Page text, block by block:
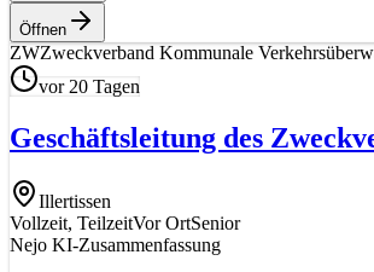
Öffnen
ZWZweckverband Kommunale
vor 20 Tagen
Geschäftsleitung des
Illertissen
Vollzeit, TeilzeitVor OrtSenior
Nejo KI-Zusammenfassung